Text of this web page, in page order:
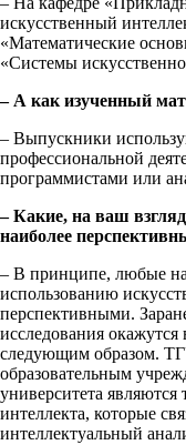
искусственный
«Математические
«Системы
– А как изученный
– Выпускники
профессиональной
программистами или
– Какие, на ваш
наиболее
– В принципе, любые
использованию
перспективными.
исследования
следующим образом.
образовательным
университета являются
интеллекта, которые
интеллектуальный